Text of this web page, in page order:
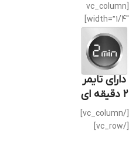
[vc_column
width=”1/4″]
دارای تایمر
۲ دقیقه ای
[/vc_column]
[/vc_row]